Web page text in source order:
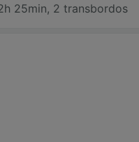
25min, 2 transbordos